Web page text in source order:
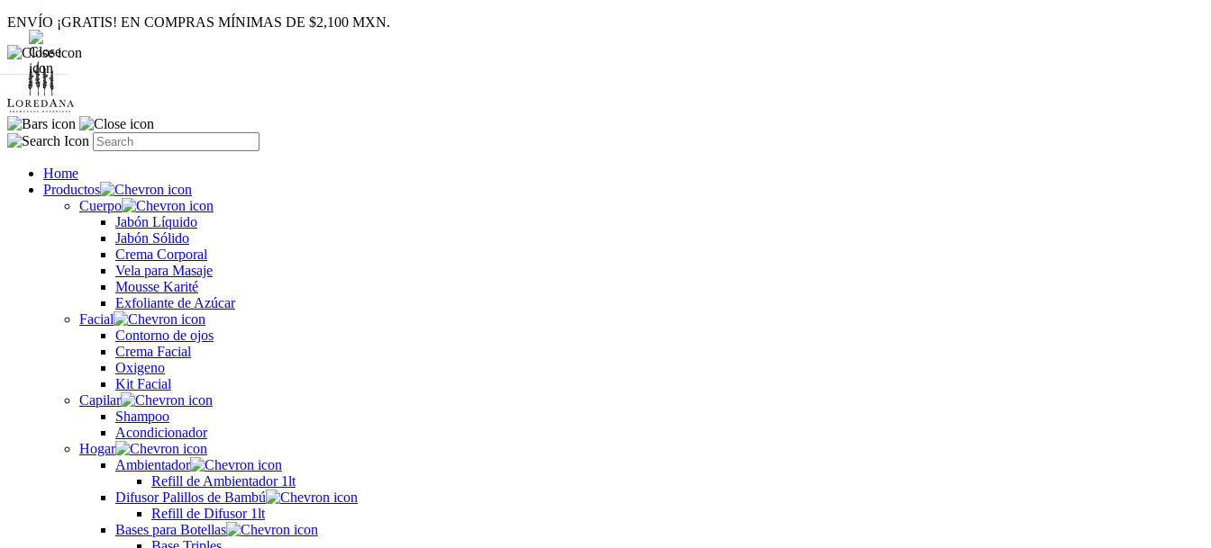
ENVÍO ¡GRATIS! EN COMPRAS MÍNIMAS DE $2,100 MXN.
Home
Productos
Cuerpo
Jabón Líquido
Jabón Sólido
Crema Corporal
Vela para Masaje
Mousse Karité
Exfoliante de Azúcar
Facial
Contorno de ojos
Crema Facial
Oxigeno
Kit Facial
Capilar
Shampoo
Acondicionador
Hogar
Ambientador
Refill de Ambientador 1lt
Difusor Palillos de Bambú
Refill de Difusor 1lt
Bases para Botellas